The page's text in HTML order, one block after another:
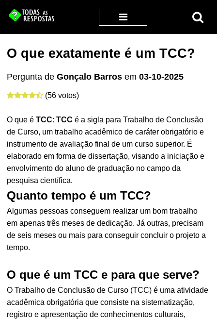
O que exatamente é um TCC?
Pergunta deGonçalo Barros em03-10-2025
(56 votos)
O que éTCC:TCC é a sigla para Trabalho de Conclusão
de Curso, um trabalho acadêmico de caráter obrigatório e
instrumento de avaliação final de um curso superior. É
elaborado em forma de dissertação, visando a iniciação e
envolvimento do aluno de graduação no campo da
pesquisa científica.
Quanto tempo é um TCC?
Algumas pessoas conseguem realizar um bom trabalho
em apenas três meses de dedicação. Já outras, precisam
de seis meses ou mais para conseguir concluir o projeto a
tempo.
O que é um TCC e para que serve?
O Trabalho de Conclusão de Curso (TCC) é uma atividade
acadêmica obrigatória que consiste na sistematização,
registro e apresentação de conhecimentos culturais,